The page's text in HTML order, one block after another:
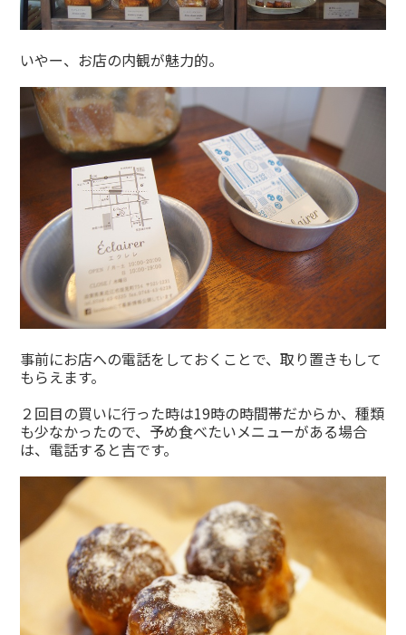
いやー、お店の内観が魅力的。
事前にお店への電話をしておくことで、取り置きもして
もらえます。
２回目の買いに行った時は19時の時間帯だからか、種類
も少なかったので、予め食べたいメニューがある場合
は、電話すると吉です。